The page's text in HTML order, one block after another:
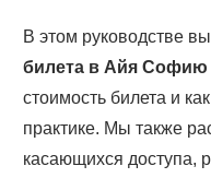
В этом руководстве
билета в Айя Софию
стоимость билета и
практике. Мы также
касающихся доступа,